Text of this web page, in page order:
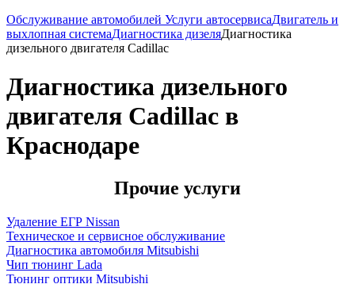
Обслуживание автомобилей Услуги автосервисаДвигатель и
выхлопная системаДиагностика дизеляДиагностика
дизельного двигателя Cadillac
Диагностика дизельного
двигателя Cadillac в
Краснодаре
Прочие услуги
Удаление ЕГР Nissan
Техническое и сервисное обслуживание
Диагностика автомобиля Mitsubishi
Чип тюнинг Lada
Тюнинг оптики Mitsubishi